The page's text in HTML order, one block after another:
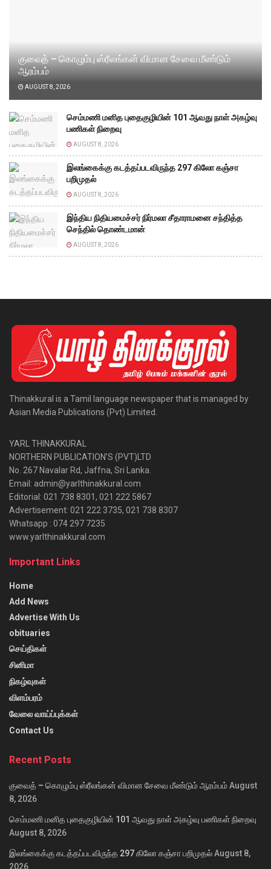
குவைத் – கொழும்பு ஸ்ரீலங்கன் விமான சேவை மீண்டும்
ஆரம்பம்
AUGUST 8, 2026
செம்மணி மனித புதைகுழியின் 101 ஆவது நாள் அகழ்வு
பணிகள் நிறைவு
AUGUST 8, 2026
இலங்கைக்கு கடத்தப்படவிருந்த 297 கிலோ கஞ்சா
பறிமுதல்
AUGUST 8, 2026
இந்திய நிதியமைச்சர் நிர்மலா சீதாராமனை சந்தித்த
செந்தில் தொண்டமான்
AUGUST 8, 2026
Thinakkural is a Tamil language newspaper that is managed by
Asian Media Publications (Pvt) Limited.
YARL THINAKKURAL
NORTHERN PUBLICATION’S (PVT)LTD
No. 267 Navalar Rd, Jaffna, Sri Lanka.
Email: admin@yarlthinakkural.com
Editorial: 021 738 8301, 021 222 5867
Advertisement: 021 222 3735, 021 738 8307
Whatsapp : 074 297 7235
www.yarlthinakkural.com
Important Links
Home
Add News
Advertise With Us
obituaries
செய்திகள்
சினிமா
நிகழ்வுகள்
விளம்பரம்
வேலை வாய்ப்புக்கள்
Contact Us
Recent Posts
குவைத் – கொழும்பு ஸ்ரீலங்கன் விமான சேவை மீண்டும் ஆரம்பம்August
8, 2026
செம்மணி மனித புதைகுழியின் 101 ஆவது நாள் அகழ்வு பணிகள் நிறைவு
August 8, 2026
இலங்கைக்கு கடத்தப்படவிருந்த 297 கிலோ கஞ்சா பறிமுதல்August 8,
2026